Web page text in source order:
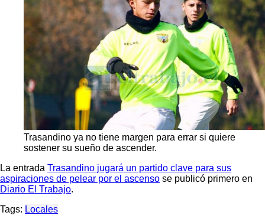
Trasandino ya no tiene margen para errar si quiere
sostener su sueño de ascender.
La entrada Trasandino jugará un partido clave para sus
aspiraciones de pelear por el ascenso se publicó primero en
Diario El Trabajo.
Tags: Locales